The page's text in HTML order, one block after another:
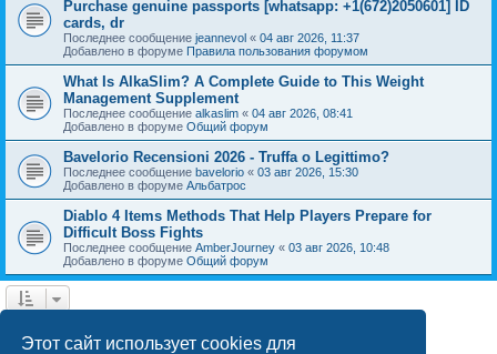
Этот сайт использует cookies для
Purchase genuine passports [whatsapp: +1(672)2050601] ID
cards, dr
Последнее сообщение jeannevol « 04 авг 2026, 11:37
Добавлено в форуме Правила пользования форумом
What Is AlkaSlim? A Complete Guide to This Weight
Management Supplement
Последнее сообщение alkaslim « 04 авг 2026, 08:41
Добавлено в форуме Общий форум
Bavelorio Recensioni 2026 - Truffa o Legittimo?
Последнее сообщение bavelorio « 03 авг 2026, 15:30
Добавлено в форуме Альбатрос
Diablo 4 Items Methods That Help Players Prepare for
Difficult Boss Fights
Последнее сообщение AmberJourney « 03 авг 2026, 10:48
Добавлено в форуме Общий форум